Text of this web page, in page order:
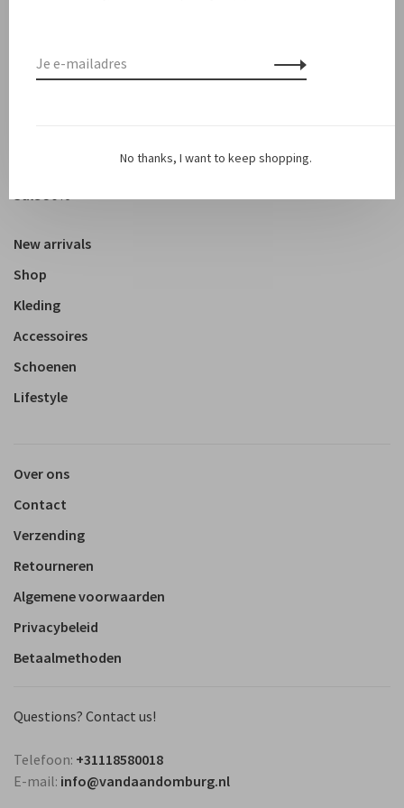
Sale 50%
New arrivals
Shop
Kleding
Accessoires
Schoenen
Lifestyle
Over ons
Contact
Verzending
Retourneren
Algemene voorwaarden
Privacybeleid
Betaalmethoden
Questions? Contact us!
Telefoon: +31118580018
E-mail: info@vandaandomburg.nl
No thanks, I want to keep shopping.